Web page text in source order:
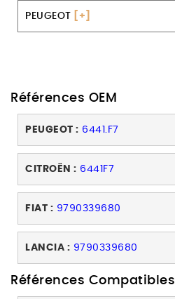
PEUGEOT [+]
Références OEM
PEUGEOT : 6441.F7
CITROËN : 6441F7
FIAT : 9790339680
LANCIA : 9790339680
Références Compatibles